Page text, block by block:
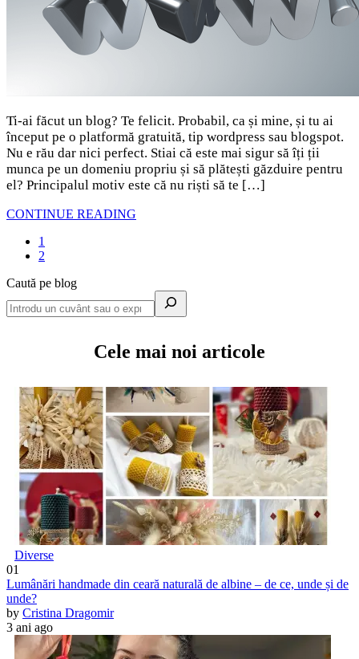
Ti-ai făcut un blog? Te felicit. Probabil, ca și mine, și tu ai
început pe o platformă gratuită, tip wordpress sau blogspot.
Nu e rău dar nici perfect. Stiai că este mai sigur să îți ții
munca pe un domeniu propriu și să plătești găzduire pentru
el? Principalul motiv este că nu riști să te […]
CONTINUE READING
1
2
Caută pe blog
Cele mai noi articole
Diverse
01
Lumânări handmade din ceară naturală de albine – de ce, unde și de
unde?
by Cristina Dragomir
3 ani ago